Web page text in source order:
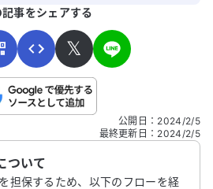
いよう、ひとまず
きる予定です。ど
か、アドバイスを
。
ームです。氏名やご自身の病気の詳細な
送信する
記事をシェアする
𝕏
公開日 ： 2024/2/5
最終更新日 ： 2024/2/5
ついて
担保するため、以下のフローを経